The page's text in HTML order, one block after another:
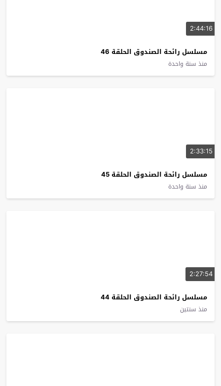
2:44:16
مسلسل رائحة الصندوق الحلقة 46
منذ سنة واحدة
2:33:15
مسلسل رائحة الصندوق الحلقة 45
منذ سنة واحدة
2:27:54
مسلسل رائحة الصندوق الحلقة 44
منذ سنتين